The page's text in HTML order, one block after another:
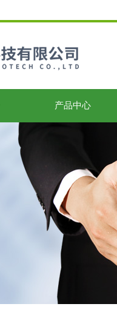
产品中心